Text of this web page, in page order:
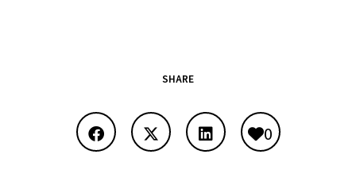
SHARE
0